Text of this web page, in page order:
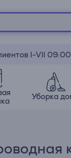
I-VII
Уборка